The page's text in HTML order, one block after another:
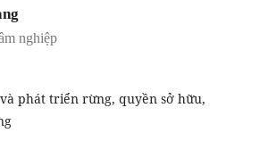
nghiệp
phát triển rừng, quyền sở hữu,